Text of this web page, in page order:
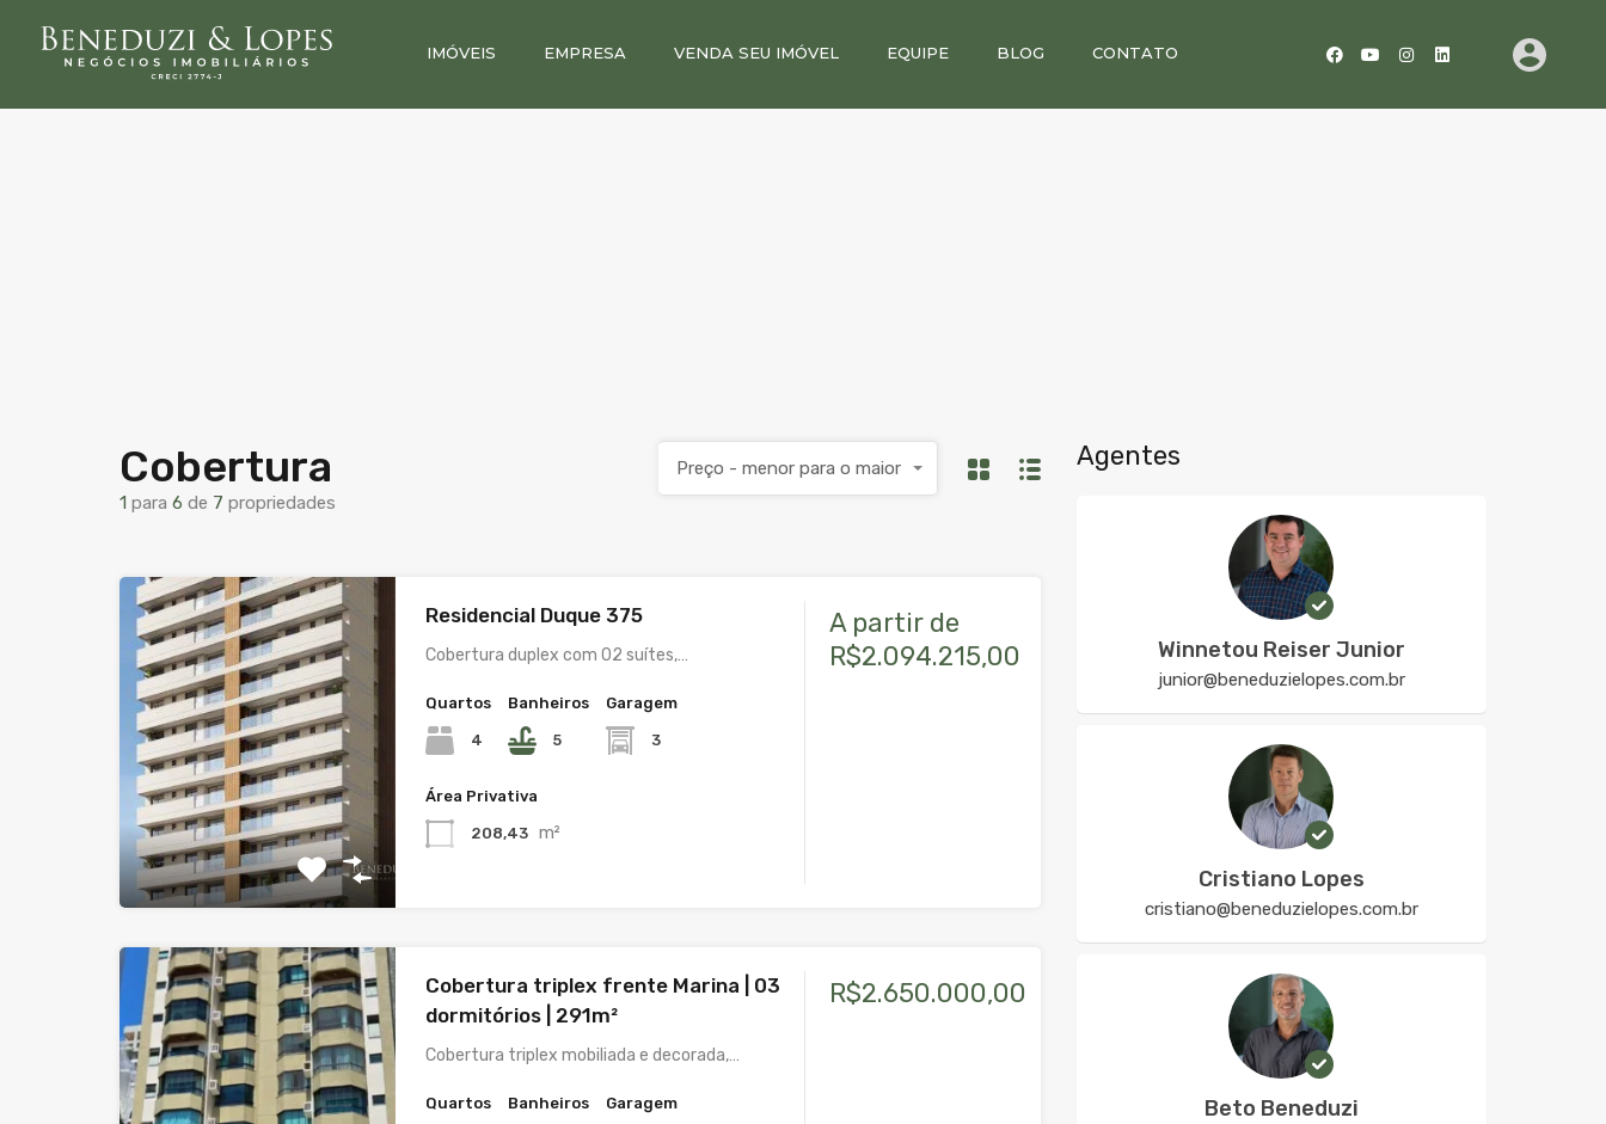
IMÓVEIS EMPRESA VENDA SEU IMÓVEL EQUIPE BLOG CONTATO
Cobertura
1 para 6 de 7 propriedades
Preço - menor para o maior
Residencial Duque 375
Cobertura duplex com 02 suítes,…
Quartos
4
Banheiros
5
Garagem
3
Área Privativa
208,43 m²
A partir de
R$2.094.215,00
Cobertura triplex frente Marina | 03
dormitórios | 291m²
Cobertura triplex mobiliada e decorada,…
Quartos Banheiros Garagem
R$2.650.000,00
Agentes
Winnetou Reiser Junior
junior@beneduzielopes.com.br
Cristiano Lopes
cristiano@beneduzielopes.com.br
Beto Beneduzi